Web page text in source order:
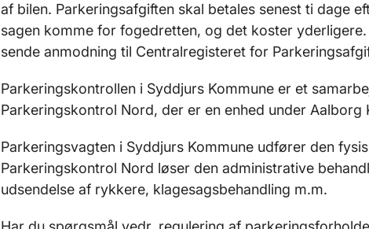
af bilen. Parkeringsafgiften skal betales senest ti dage
sagen komme for fogedretten, og det koster
sende anmodning til Centralregisteret for
Parkeringskontrollen i Syddjurs Kommune er et
Parkeringskontrol Nord, der er en enhed under Aalborg
Parkeringsvagten i Syddjurs Kommune udfører den
Parkeringskontrol Nord løser den administrative
udsendelse af rykkere, klagesagsbehandling m.m.